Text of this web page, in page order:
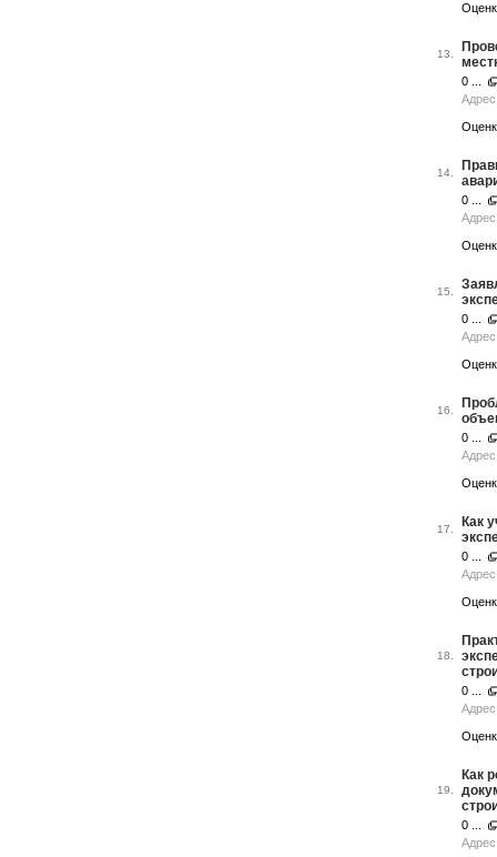
13.
0 ...
14.
0 ...
15.
0 ...
16.
0 ...
17.
Как
0 ...
18.
0 ...
Адрес
19.
Как
0 ...
Адрес